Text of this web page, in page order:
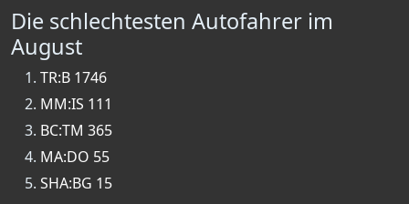
Die schlechtesten Autofahrer im
August
TR:B 1746
MM:IS 111
BC:TM 365
MA:DO 55
SHA:BG 15